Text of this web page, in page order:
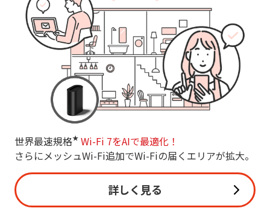
世界最速規格★ Wi-Fi 7をAIで最適化！
さらにメッシュWi-Fi追加でWi-Fiの届くエリアが拡大。
詳しく見る